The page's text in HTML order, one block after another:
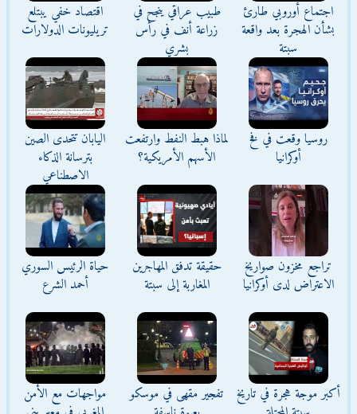
اجتماع أوروبي طارئ
بشأن الهجرة بعد واقعة
سبتة
طبيب عراقي ينجح في
زراعة أنف في رأس
بشري
اقتصاد خفي يبتلع
تريليونات الدولارات
روسيا وقعت في فخ
أوكرانيا
لماذا هبط النفط وارتفعت
الأسهم الأمريكية؟
اليابان تتحدى الصين
بترسانة الذكاء
الاصطناعي
تراجع مخزون صواريخ
الاعتراض لدى أوكرانيا
حقيقة تدفق المهاجرين
المغاربة إلى سبتة
حياة الرئيس السوري
أحمد الشرع
أكبر موجة هجرة في تاريخ
تفجير مقهى في موسكو
مواجهات مع الأمن